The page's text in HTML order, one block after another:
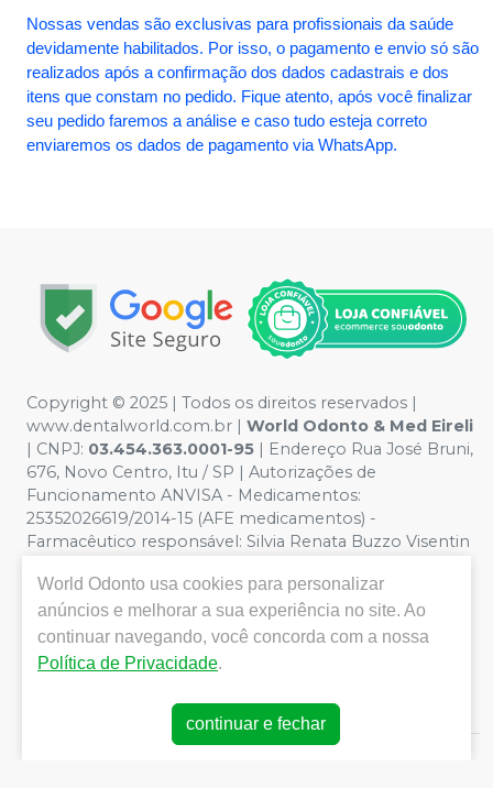
Nossas vendas são exclusivas para profissionais da saúde
devidamente habilitados. Por isso, o pagamento e envio só são
realizados após a confirmação dos dados cadastrais e dos
itens que constam no pedido. Fique atento, após você finalizar
seu pedido faremos a análise e caso tudo esteja correto
enviaremos os dados de pagamento via WhatsApp.
Copyright © 2025 | Todos os direitos reservados |
www.dentalworld.com.br | World Odonto & Med Eireli
| CNPJ: 03.454.363.0001-95 | Endereço Rua José Bruni,
676, Novo Centro, Itu / SP | Autorizações de
Funcionamento ANVISA - Medicamentos:
25352026619/2014-15 (AFE medicamentos) -
Farmacêutico responsável: Silvia Renata Buzzo Visentin
Segurança - Fotos meramente ilustrativas - Os preços e
condições da loja virtual estão sujeitos a alterações. Em
caso de divergência de preços no site, o valor válido é o
do Carrinho de Compra. Não vendemos por atacado,
compras de grandes volumes pelo site.
World Odonto usa cookies para personalizar
anúncios e melhorar a sua experiência no site. Ao
continuar navegando, você concorda com a nossa
Política de Privacidade.
continuar e fechar